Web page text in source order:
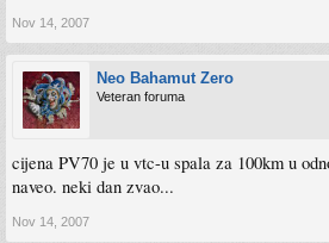
Nov 14, 2007
Neo Bahamut Zero
Veteran foruma
cijena PV70 je u vtc-u spala za 100km u
naveo. neki dan zvao...
Nov 14, 2007